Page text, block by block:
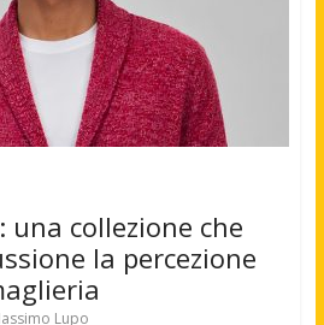
una collezione che
la percezione
Lupo